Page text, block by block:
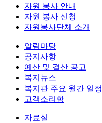
자원 봉사 안내
자원 봉사 신청
자원봉사단체 소개
알림마당
공지사항
예산 및 결산 공고
복지뉴스
복지관 주요 월간 일정
고객소리함
자료실